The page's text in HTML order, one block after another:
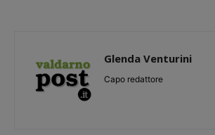
Glenda Venturini
Capo redattore